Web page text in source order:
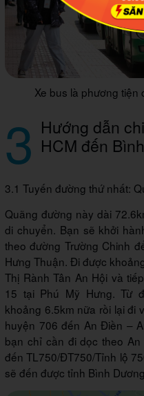
Xe bus là phương tiện
3 Hướng dẫn
HCM đến
3.1 Tuyến đường thứ nhất:
Quãng đường này dài
di chuyển. Bạn sẽ khởi
theo đường Trường Chinh
Hưng Thuận. Đi được
Thị Rành Tân An Hội và
15 tại Phú Mỹ Hưng. Từ
khoảng 6.5km nữa rồi lại đi
huyện 706 đến An Điền –
bạn chỉ cần đi dọc theo
đến TL750/ĐT750/Tỉnh lộ
sẽ đến được tỉnh Bình